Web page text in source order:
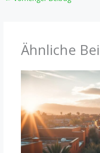
Ähnliche